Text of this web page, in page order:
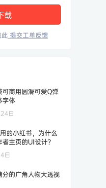
载
提交工单反馈
可商用圆滑可爱Q弹
字体
日
的小红书，为什么
主页的UI设计？
日
分的广角人物大透视